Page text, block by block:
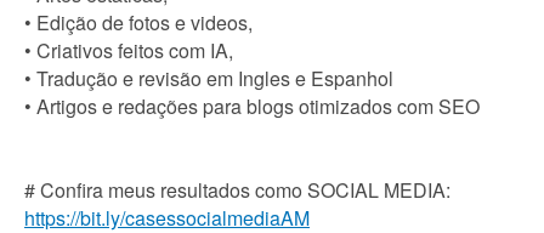
• Edição de fotos e videos,
• Criativos feitos com IA,
• Tradução e revisão em Ingles e Espanhol
• Artigos e redações para blogs otimizados com SEO
# Confira meus resultados como SOCIAL MEDIA:
https://bit.ly/casessocialmediaAM